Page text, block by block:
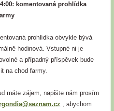
komentovaná prohlídka
prohlídka obvykle bývá
hodinová. Vstupné ni je
a případný příspěvek bude
na chod farmy.
máte zájem, napište nám prosím
, abychom